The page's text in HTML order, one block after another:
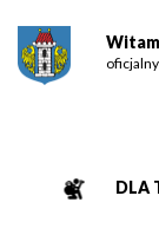
DLA